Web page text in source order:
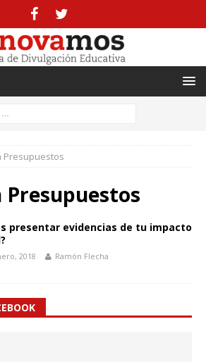
Presupuestos
Presupuestos
presentar evidencias de tu impacto
2018 Ramón Flecha